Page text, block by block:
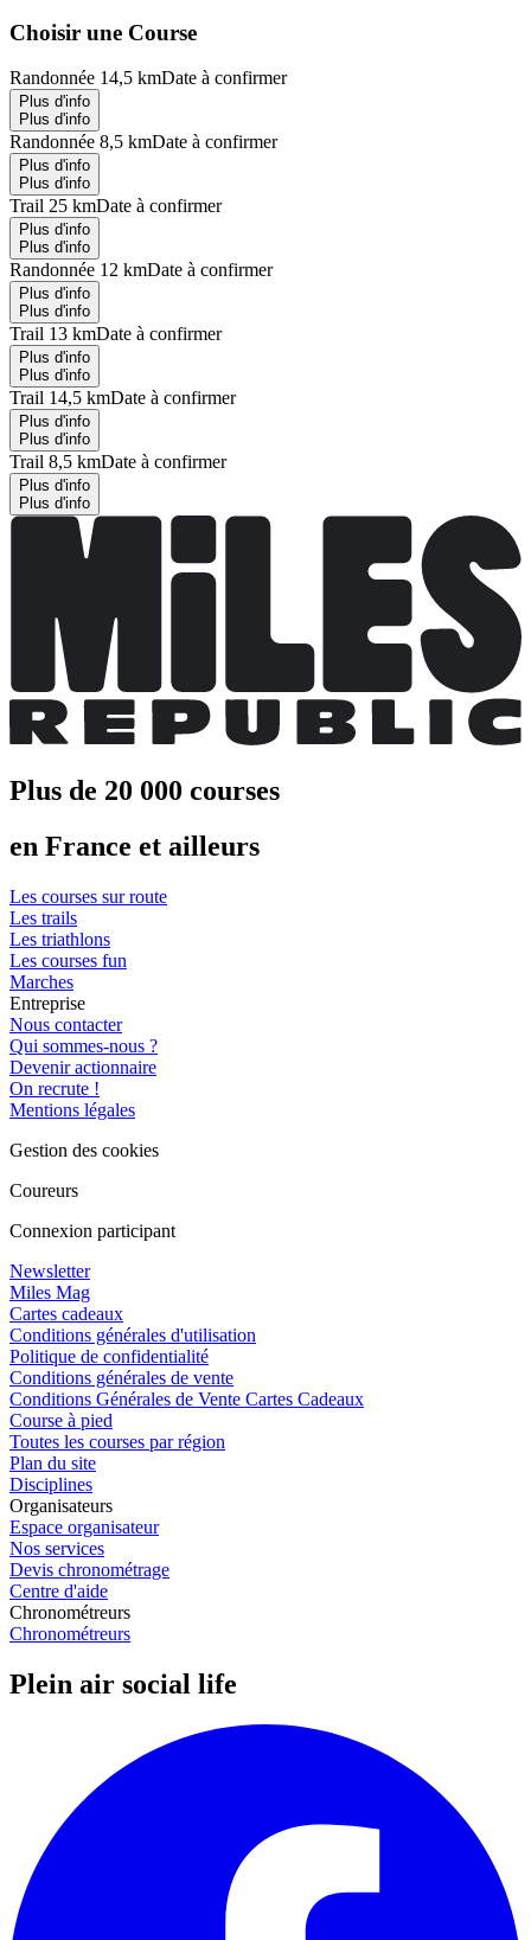
Choisir une Course
Randonnée 14,5 kmDate à confirmer
Plus d'info
Plus d'info
Randonnée 8,5 kmDate à confirmer
Plus d'info
Plus d'info
Trail 25 kmDate à confirmer
Plus d'info
Plus d'info
Randonnée 12 kmDate à confirmer
Plus d'info
Plus d'info
Trail 13 kmDate à confirmer
Plus d'info
Plus d'info
Trail 14,5 kmDate à confirmer
Plus d'info
Plus d'info
Trail 8,5 kmDate à confirmer
Plus d'info
Plus d'info
Plus de 20 000 courses
en France et ailleurs
Les courses sur route
Les trails
Les triathlons
Les courses fun
Marches
Entreprise
Nous contacter
Qui sommes-nous ?
Devenir actionnaire
On recrute !
Mentions légales
Gestion des cookies
Coureurs
Connexion participant
Newsletter
Miles Mag
Cartes cadeaux
Conditions générales d'utilisation
Politique de confidentialité
Conditions générales de vente
Conditions Générales de Vente Cartes Cadeaux
Course à pied
Toutes les courses par région
Plan du site
Disciplines
Organisateurs
Espace organisateur
Nos services
Devis chronométrage
Centre d'aide
Chronométreurs
Chronométreurs
Plein air social life